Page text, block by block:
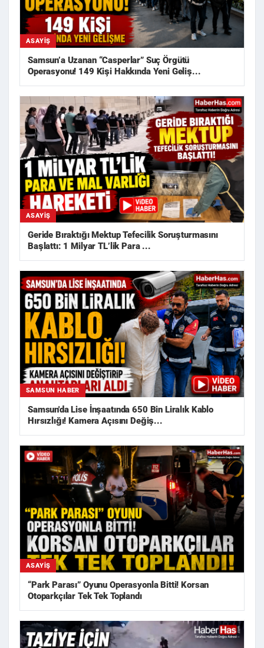
ASAYIŞ
Samsun’a Uzanan “Casperlar” Suç Örgütü
Operasyonu! 149 Kişi Hakkında Yeni Geliş...
ASAYIŞ
Geride Bıraktığı Mektup Tefecilik Soruşturmasını
Başlattı: 1 Milyar TL’lik Para ...
SAMSUN HABER
Samsun'da Lise İnşaatında 650 Bin Liralık Kablo
Hırsızlığı! Kamera Açısını Değiş...
ASAYIŞ
“Park Parası” Oyunu Operasyonla Bitti! Korsan
Otoparkçılar Tek Tek Toplandı